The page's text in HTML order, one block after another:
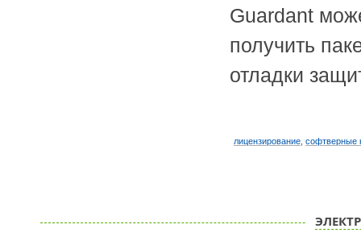
Guardant
получить
отладки
лицензирование софтверные